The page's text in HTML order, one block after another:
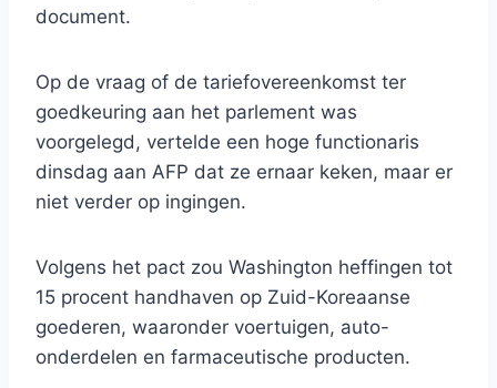
document.
Op de vraag of de tariefovereenkomst ter
goedkeuring aan het parlement was
voorgelegd, vertelde een hoge functionaris
dinsdag aan AFP dat ze ernaar keken, maar er
niet verder op ingingen.
Volgens het pact zou Washington heffingen tot
15 procent handhaven op Zuid-Koreaanse
goederen, waaronder voertuigen, auto-
onderdelen en farmaceutische producten.